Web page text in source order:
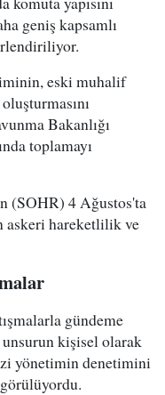
geniş kapsamlı
eski muhalif
Bakanlığı
toplamayı
(SOHR) 4 Ağustos'ta
askeri hareketlilik ve
gündeme
kişisel olarak
yönetimin denetimini